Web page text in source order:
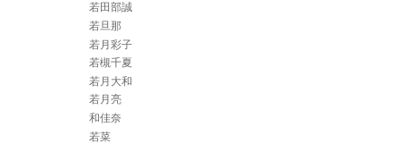
若田部誠
若旦那
若月彩子
若槻千夏
若月大和
若月亮
和佳奈
若菜